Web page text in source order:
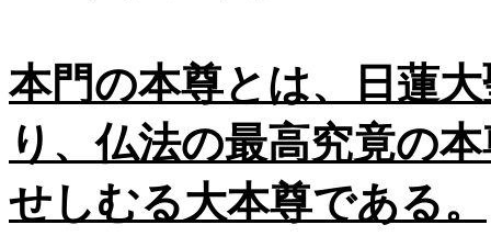
本門の本尊とは、日蓮
り、仏法の最高究竟の
せしむる大本尊である。